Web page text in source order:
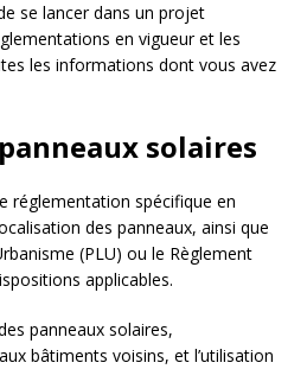
se lancer dans un projet
en vigueur et les
les informations dont vous avez
solaires
réglementation spécifique en
des panneaux, ainsi que
(PLU) ou le Règlement
applicables.
panneaux solaires,
bâtiments voisins, et l’utilisation